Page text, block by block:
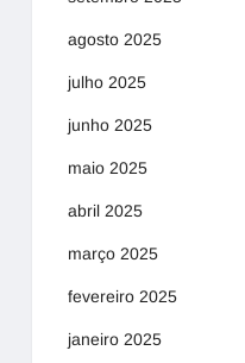
agosto 2025
julho 2025
junho 2025
maio 2025
abril 2025
março 2025
fevereiro 2025
janeiro 2025